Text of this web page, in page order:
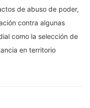
de abuso de poder,
contra algunas
como la selección de
en territorio